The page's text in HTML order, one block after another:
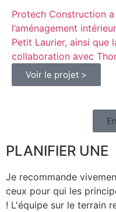
Protech Construction
l’aménagement
Petit Laurier, ainsi que
collaboration avec
Voir le projet >
Je recommande
ceux pour qui les
! L'équipe sur le terrain
PLANIFIER UNE